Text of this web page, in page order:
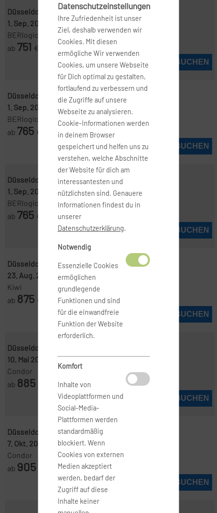
Düsseldorf ( DUS )-Manila ( MNL )
1. Sep. 2026
30. Sep. 2026
BERlogic
ab 751 €
JETZT BUCHEN
Düsseldorf ( DUS ) -
Manila ( MNL )
1. Sep. 2026
20. Sep. 2026
BERlogic
ab 765 €
JETZT BUCHEN
Düsseldorf ( DUS )-Manila ( MNL )
1. Sep. 2026
16. Sep. 2026
BERlogic
ab 765 €
JETZT BUCHEN
Düsseldorf ( DUS )-Manila ( MNL )
23. Aug. 2026
-8. Sep. 2026
Kiwi
ab 875 €
JETZT BUCHEN
Düsseldorf ( QDU )
10. Mai 2027
31. Mai 2027
Condor
ab 885
JETZT BUCHEN
Düsseldorf ( QDU )-Manila ( MNL )
7. Okt. 2026
4. Nov. 2026
Condor
ab 905
JETZT BUCHEN
Datenschutzeinstellungen
Ihre Zufriedenheit ist unser
Ziel, deshalb verwenden wir
Cookies. Mit diesen
ermögliche Wir verwenden
Cookies, um unsere Webseite
für Dich optimal zu gestalten,
fortlaufend zu verbessern und
die Zugriffe auf unsere
Webseite zu analysieren.
Cookie-Informationen werden
in deinem Browser
gespeichert und helfen uns zu
verstehen, welche Abschnitte
der Website für dich am
interessantesten und
nützlichsten sind. Genauere
Informationen findest du in
unserer
Datenschutzerklärung.
Notwendig
Essenzielle Cookies
ermöglichen
grundlegende
Funktionen und sind
für die einwandfreie
Funktion der Website
erforderlich.
Komfort
Inhalte von
Videoplattformen und
Social-Media-
Plattformen werden
standardmäßig
blockiert. Wenn
Cookies von externen
Medien akzeptiert
werden, bedarf der
Zugriff auf diese
Inhalte keiner